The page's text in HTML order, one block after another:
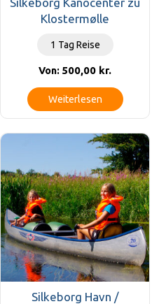
Klostermølle
1 Tag Reise
Von: 500,00 kr.
Weiterlesen
Silkeborg Havn /